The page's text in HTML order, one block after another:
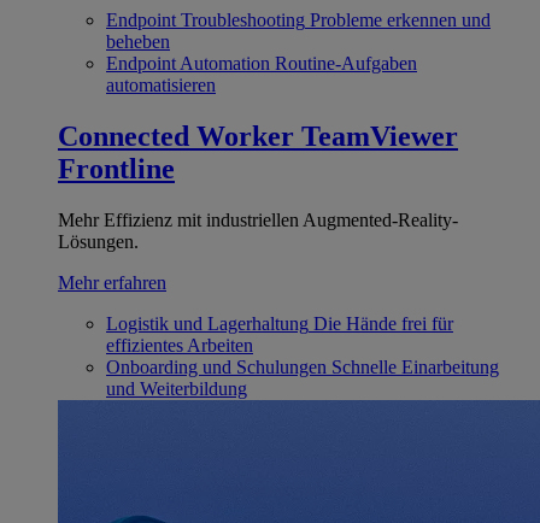
Endpoint Troubleshooting Probleme erkennen und
beheben
Endpoint Automation Routine-Aufgaben
automatisieren
Connected Worker TeamViewer
Frontline
Mehr Effizienz mit industriellen Augmented-Reality-
Lösungen.
Mehr erfahren
Logistik und Lagerhaltung Die Hände frei für
effizientes Arbeiten
Onboarding und Schulungen Schnelle Einarbeitung
und Weiterbildung